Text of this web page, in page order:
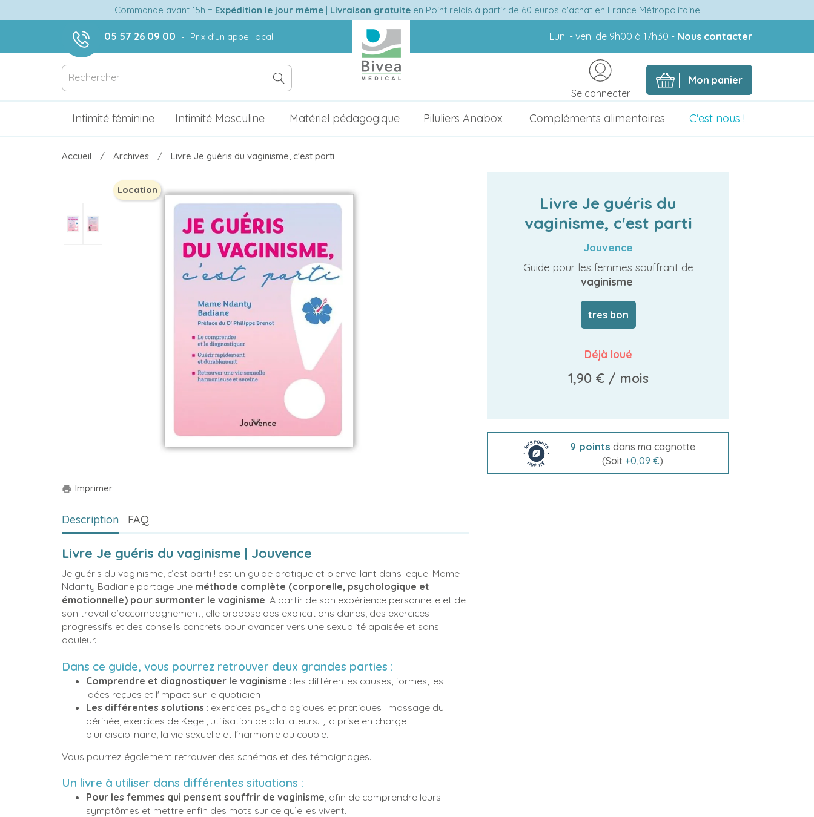
Commande avant 15h = Expédition le jour même| Livraison gratuiteen Point relais à partir de 60 euros d'achat en France Métropolitaine
05 57 26 09 00 - Prix d'un appel local Lun. - ven. de 9h00 à 17h30 - Nous contacter
Mon panier
Se connecter
Intimité féminine Intimité Masculine Matériel pédagogique Piluliers Anabox Compléments alimentaires C'est nous !
Accueil Archives Livre Je guéris du vaginisme, c'est parti
Location
print Imprimer
Livre Je guéris du
vaginisme, c'est parti
Jouvence
Guide pour les femmes souffrant de
vaginisme
tres bon
Déjà loué
1,90 €/ mois
9 points dans ma cagnotte
(Soit +0,09 €)
Description FAQ
Livre Je guéris du vaginisme | Jouvence
Je guéris du vaginisme, c’est parti ! est un guide pratique et bienveillant dans lequel Mame
Ndanty Badiane partage une méthode complète (corporelle, psychologique et
émotionnelle) pour surmonter le vaginisme. À partir de son expérience personnelle et de
son travail d’accompagnement, elle propose des explications claires, des exercices
progressifs et des conseils concrets pour avancer vers une sexualité apaisée et sans
douleur.
Dans ce guide, vous pourrez retrouver deux grandes parties :
Comprendre et diagnostiquer le vaginisme : les différentes causes, formes, les
idées reçues et l'impact sur le quotidien
Les différentes solutions : exercices psychologiques et pratiques : massage du
périnée, exercices de Kegel, utilisation de dilatateurs..., la prise en charge
pluridisciplinaire, la vie sexuelle et l'harmonie du couple.
Vous pourrez également retrouver des schémas et des témoignages.
Un livre à utiliser dans différentes situations :
Pour les femmes qui pensent souffrir de vaginisme, afin de comprendre leurs
symptômes et mettre enfin des mots sur ce qu’elles vivent.